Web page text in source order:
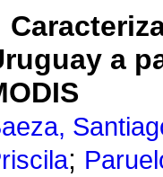
a
;